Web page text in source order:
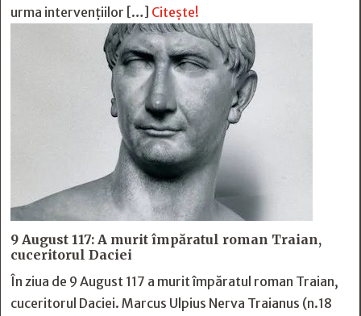
urma intervențiilor […] Citește!
9 August 117: A murit împăratul roman Traian,
cuceritorul Daciei
În ziua de 9 August 117 a murit împăratul roman Traian,
cuceritorul Daciei. Marcus Ulpius Nerva Traianus (n.18